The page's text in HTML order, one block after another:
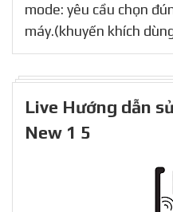
mode: yêu cầu chọn
máy.(khuyến khích
Live Hướng dẫn
New 1 5